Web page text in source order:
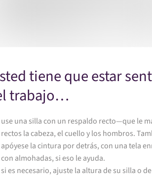
tiene que estar
trabajo…
use una silla con un respaldo recto—que le
rectos la cabeza, el cuello y los hombros.
apóyese la cintura por detrás, con una tela
con almohadas, si eso le ayuda.
si es necesario, ajuste la altura de su silla o